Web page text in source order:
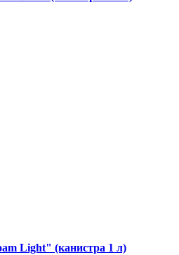
Light" (канистра 1 л)